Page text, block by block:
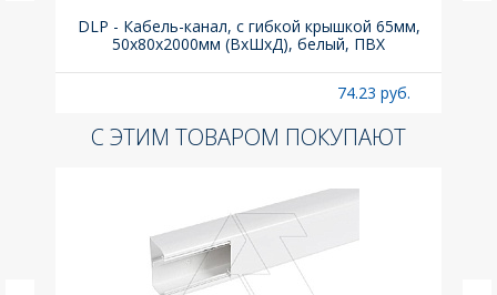
DLP - Кабель-канал, с гибкой крышкой 65мм,
50x80х2000мм (ВхШхД), белый, ПВХ
74.23 руб.
С ЭТИМ ТОВАРОМ ПОКУПАЮТ